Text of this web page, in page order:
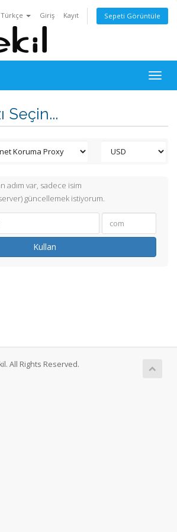
Türkçe Giriş Kayıt Sepeti Görüntüle
Seçin...
adım var, sadece isim
güncellemek istiyorum.
Kullan
All Rights Reserved.